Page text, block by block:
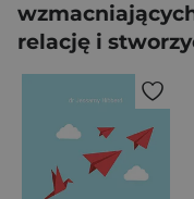
relację i